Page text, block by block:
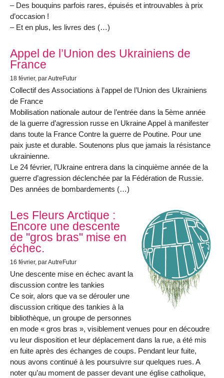
– Des bouquins parfois rares, épuisés et introuvables à prix
d’occasion !
– Et en plus, les livres des (…)
Appel de l’Union des Ukrainiens de
France
18 février, par AutreFutur
Collectif des Associations à l’appel de l’Union des Ukrainiens
de France
Mobilisation nationale autour de l’entrée dans la 5ème année
de la guerre d’agression russe en Ukraine Appel à manifester
dans toute la France Contre la guerre de Poutine. Pour une
paix juste et durable. Soutenons plus que jamais la résistance
ukrainienne.
Le 24 février, l’Ukraine entrera dans la cinquième année de la
guerre d’agression déclenchée par la Fédération de Russie.
Des années de bombardements (…)
Les Fleurs Arctique :
Encore une descente
de "gros bras" mise en
échec.
16 février, par AutreFutur
Une descente mise en échec avant la
discussion contre les tankies
Ce soir, alors que va se dérouler une
discussion critique des tankies à la
bibliothèque, un groupe de personnes
en mode « gros bras », visiblement venues pour en découdre
vu leur disposition et leur déplacement dans la rue, a été mis
en fuite après des échanges de coups. Pendant leur fuite,
nous avons continué à les poursuivre sur quelques rues. A
noter qu’au moment de passer devant une église catholique,